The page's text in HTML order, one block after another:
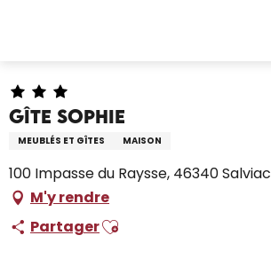
Gîte Sophie
MEUBLÉS ET GÎTES MAISON
100 Impasse du Raysse, 46340 Salviac
M'y rendre
PartagerAjouter aux favoris